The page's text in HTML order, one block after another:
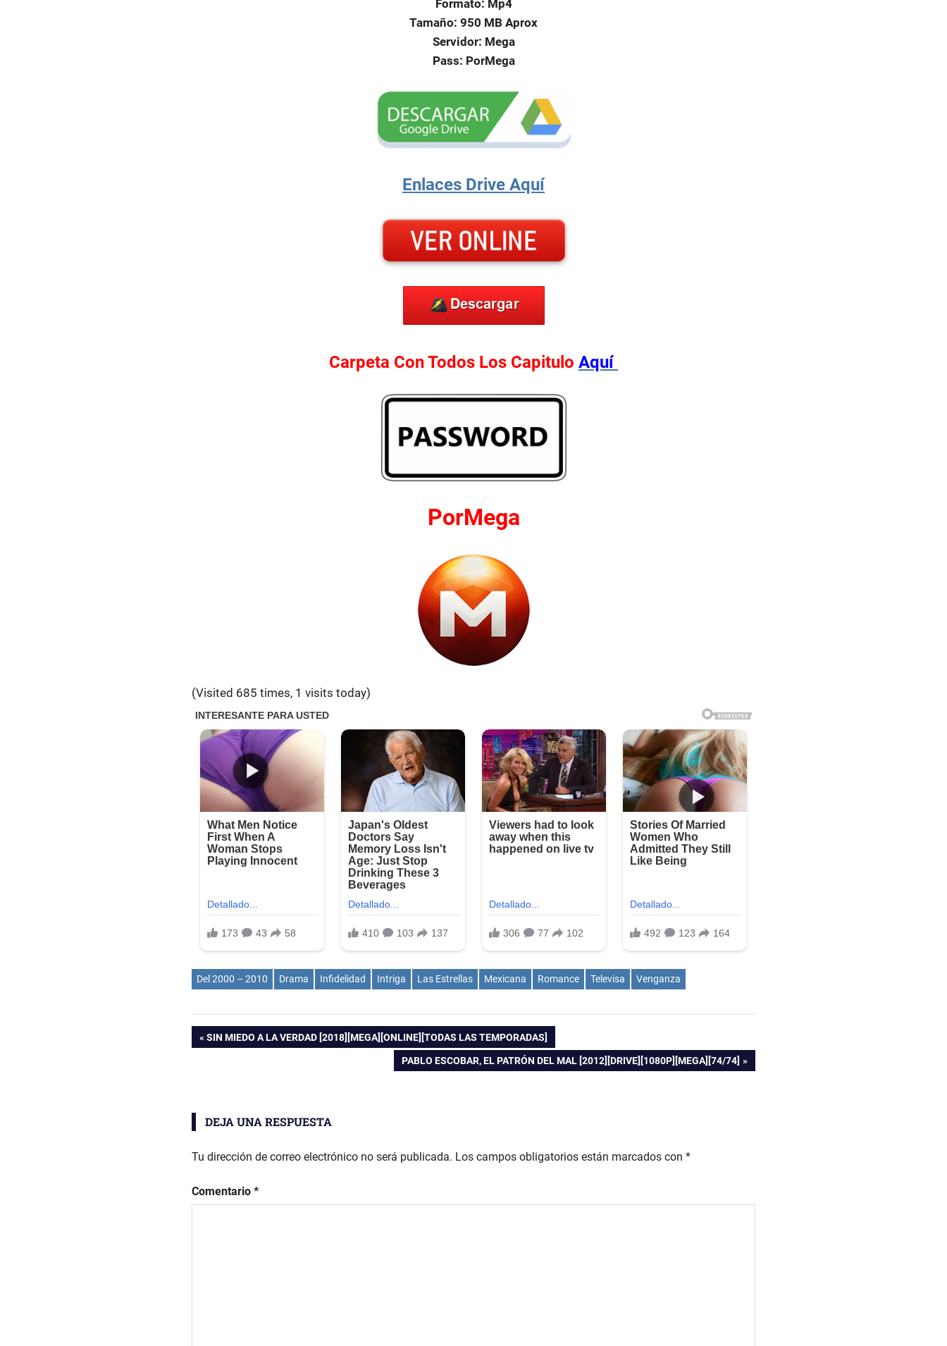
Formato: Mp4
Tamaño: 950 MB Aprox
Servidor: Mega
Pass: PorMega
Enlaces Drive Aquí
Carpeta Con Todos Los Capitulo Aquí
PorMega
(Visited 685 times, 1 visits today)
Del 2000 – 2010 Drama Infidelidad Intriga Las Estrellas Mexicana Romance Televisa Venganza
Navegación
ENTRADA
ANTERIOR:
SIN MIEDO A LA VERDAD [2018][MEGA][ONLINE][TODAS LAS TEMPORADAS]
ENTRADA
PABLO ESCOBAR, EL PATRÓN DEL MAL [2012][DRIVE][1080P][MEGA][74/74]
DEJA UNA RESPUESTA
Tu dirección de correo electrónico no será publicada. Los campos obligatorios están marcados con *
Comentario *